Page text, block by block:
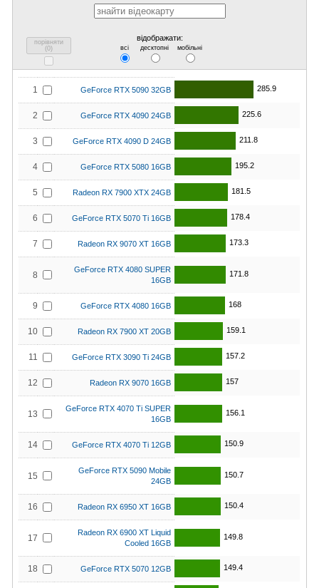
порівняти
(0)
відображати:
всі десктопні мобільні
1 GeForce RTX 5090 32GB 285.9
2 GeForce RTX 4090 24GB 225.6
3 GeForce RTX 4090 D 24GB 211.8
4 GeForce RTX 5080 16GB 195.2
5 Radeon RX 7900 XTX 24GB 181.5
6 GeForce RTX 5070 Ti 16GB 178.4
7 Radeon RX 9070 XT 16GB 173.3
8
GeForce RTX 4080 SUPER
16GB
171.8
9 GeForce RTX 4080 16GB 168
10 Radeon RX 7900 XT 20GB 159.1
11 GeForce RTX 3090 Ti 24GB 157.2
12 Radeon RX 9070 16GB 157
13
GeForce RTX 4070 Ti SUPER
16GB
156.1
14 GeForce RTX 4070 Ti 12GB 150.9
15
GeForce RTX 5090 Mobile
24GB
150.7
16 Radeon RX 6950 XT 16GB 150.4
17
Radeon RX 6900 XT Liquid
Cooled 16GB
149.8
18 GeForce RTX 5070 12GB 149.4